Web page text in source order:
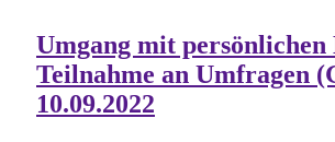
Umgang mit persönlichen
Teilnahme an Umfragen
10.09.2022